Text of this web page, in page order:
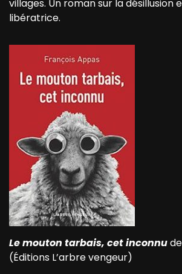
villages. Un roman sur la désillusion
libératrice.
Le mouton tarbais, cet inconnu
(Éditions L’arbre vengeur)